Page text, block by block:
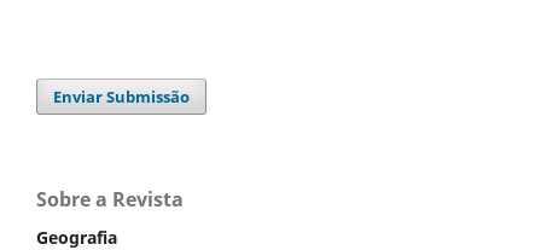
Enviar Submissão
Sobre a Revista
Geografia